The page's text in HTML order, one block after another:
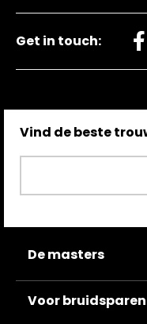
Get in touch:
Vind de beste
De masters
Voor bruidsparen